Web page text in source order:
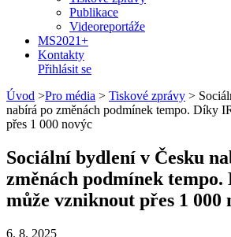
Publikace
Videoreportáže
MS2021+
Kontakty
Přihlásit se
Úvod >Pro média > Tiskové zprávy >
nabírá po změnách podmínek tempo. Díky
přes 1 000 novýc
Sociální bydlení v Česku
změnách podmínek
může vzniknout přes 1 000
6. 8. 2025